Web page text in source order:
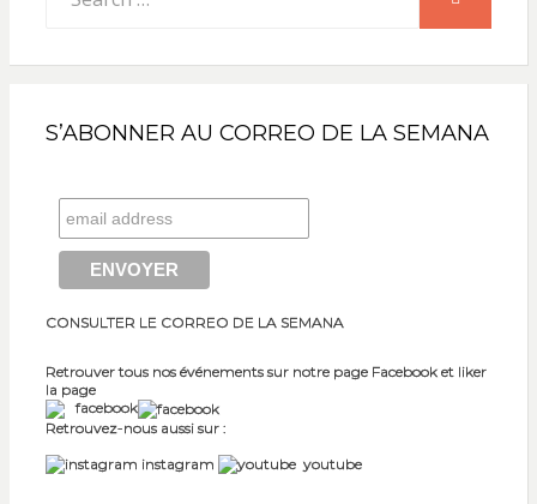
for:
S’ABONNER AU CORREO DE LA SEMANA
CONSULTER LE CORREO DE LA SEMANA
Retrouver tous nos événements sur notre page Facebook et liker
la page
facebook
Retrouvez-nous aussi sur :
instagram
youtube